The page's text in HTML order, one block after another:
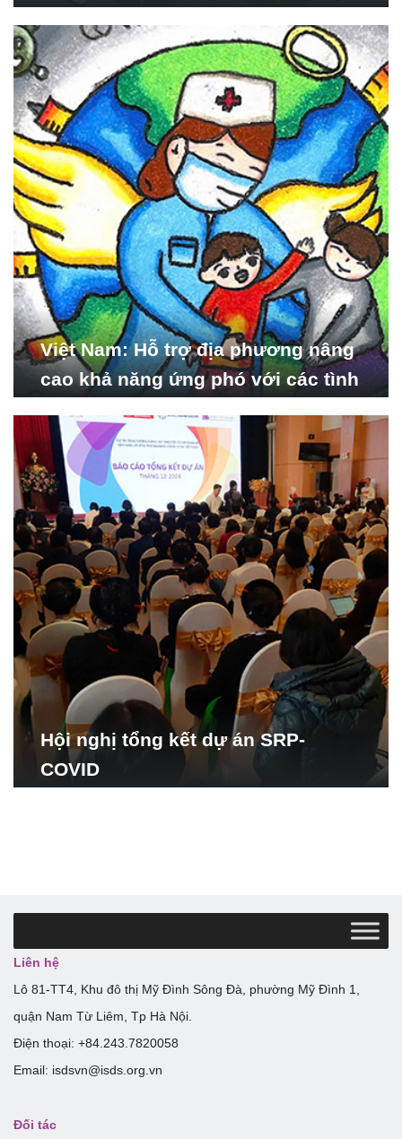
Nghiên cứu Phát triển Xã
hội_ISDS)
Việt Nam: Hỗ trợ địa phương nâng
cao khả năng ứng phó với các tình
Hội nghị tổng kết dự án SRP-
COVID
Liên hệ
Lô 81-TT4, Khu đô thị Mỹ Đình Sông Đà, phường Mỹ Đình 1,
quận Nam Từ Liêm, Tp Hà Nội.
Điện thoại: +84.243.7820058
Email: isdsvn@isds.org.vn
Đối tác